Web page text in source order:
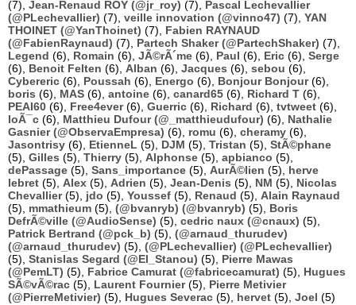
(7), Jean-Renaud ROY (@jr_roy) (7), Pascal Lechevallier
(@PLechevallier) (7), veille innovation (@vinno47) (7), YAN
THOINET (@YanThoinet) (7), Fabien RAYNAUD
(@FabienRaynaud) (7), Partech Shaker (@PartechShaker) (7),
Legend (6), Romain (6), JÃ©rÃ´me (6), Paul (6), Eric (6), Serge
(6), Benoit Felten (6), Alban (6), Jacques (6), sebou (6),
Cybereric (6), Poussah (6), Energo (6), Bonjour Bonjour(6),
boris (6), MAS (6), antoine (6), canard65 (6), Richard T (6),
PEAI60 (6), Free4ever(6), Guerric (6), Richard (6), tvtweet (6),
loÃ¯c (6), Matthieu Dufour (@_matthieudufour) (6), Nathalie
Gasnier (@ObservaEmpresa) (6), romu (6), cheramy (6),
Jasontrisy (6), EtienneL (5), DJM (5), Tristan (5), StÃ©phane
(5), Gilles (5), Thierry (5), Alphonse (5), apbianco (5),
dePassage (5), Sans_importance (5), AurÃ©lien (5), herve
lebret (5), Alex (5), Adrien (5), Jean-Denis (5), NM (5), Nicolas
Chevallier(5), jdo (5), Youssef (5), Renaud (5), Alain Raynaud
(5), mmathieum (5), (@bvanryb) (@bvanryb) (5), Boris
DefrÃ©ville (@AudioSense) (5), cedric naux (@cnaux) (5),
Patrick Bertrand (@pck_b) (5), (@arnaud_thurudev)
(@arnaud_thurudev) (5), (@PLechevallier) (@PLechevallier)
(5), Stanislas Segard (@El_Stanou) (5), Pierre Mawas
(@PemLT) (5), Fabrice Camurat (@fabricecamurat) (5), Hugues
SÃ©vÃ©rac (5), Laurent Fournier(5), Pierre Metivier
(@PierreMetivier) (5), Hugues Severac (5), hervet (5), Joel (5)